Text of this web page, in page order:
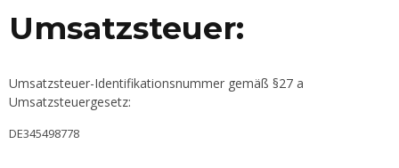
Umsatzsteuer:
Umsatzsteuer-Identifikationsnummer gemäß §27 a
Umsatzsteuergesetz:
DE345498778